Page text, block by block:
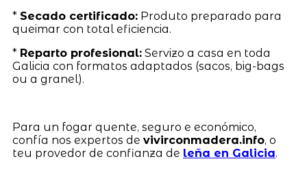
* Secado certificado:Produto preparado para
queimar con total eficiencia.
* Reparto profesional:Servizo a casa en toda
Galicia con formatos adaptados (sacos, big-bags
ou a granel).
Para un fogar quente, seguro e económico,
confía nos expertos de vivirconmadera.info, o
teu provedor de confianza de leña en Galicia.